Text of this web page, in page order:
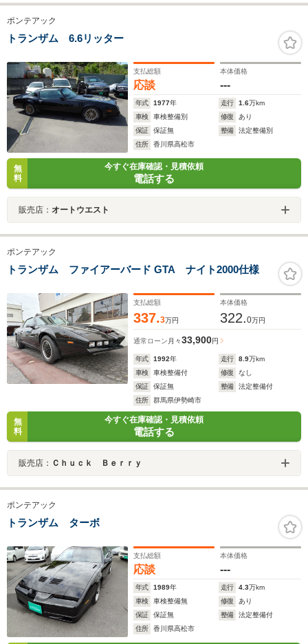
ポンテアック
トランザム 6.6リッター
支払総額
応談
本体価格
---
年式 1977年 走行 1.6万km
車検
車検整備別 修復
あり
保証
保証無 整備
法定整備別
住所
香川県高松市
無
料
今すぐ在庫確認・見積依頼
電話する
販売店： オートウエスト
ポンテアック
トランザム ファイアーバード GTA ナイト2000仕様
支払総額
337.3万円
本体価格
322.0万円
通常ローン 月々33,900円
年式 1992年 走行 8.9万km
車検
車検整備付 修復
なし
保証
保証無 整備
法定整備付
住所
群馬県伊勢崎市
無
料
今すぐ在庫確認・見積依頼
電話する
販売店： Ｃｈｕｃｋ Ｂｅｒｒｙ
ポンテアック
トランザム ターボ
支払総額
応談
本体価格
---
年式 1989年 走行 4.3万km
車検
車検整備無 修復
あり
保証
保証無 整備
法定整備付
住所
香川県高松市